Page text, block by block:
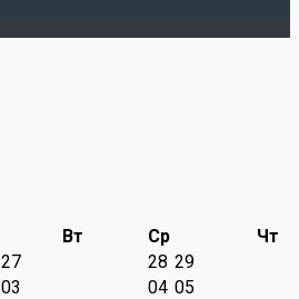
Вт Ср
Чт
27 28 29
03 04 05